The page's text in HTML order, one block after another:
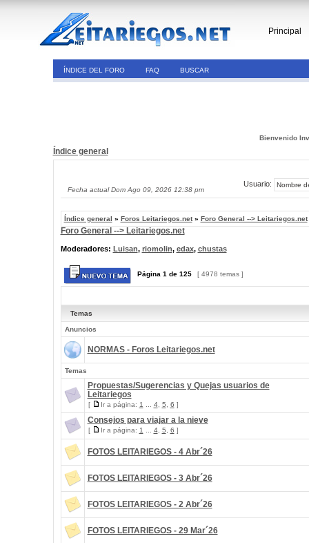
Principal
ÍNDICE DEL FORO FAQ BUSCAR
Bienvenido
Índice general
Fecha actual Dom Ago 09, 2026 12:38 pm
Usuario:
Índice general » Foros Leitariegos.net» Foro General --> Leitariegos.net
Foro General --> Leitariegos.net
Moderadores: Luisan, riomolin, edax, chustas
Página 1 de 125 [ 4978 temas ]
Temas
Anuncios
NORMAS - Foros Leitariegos.net
Temas
Propuestas/Sugerencias y Quejas usuarios de
Leitariegos
[ Ir a página: 1 4, 5 6 ]
Consejos para viajar a la nieve
[ Ir a página: 1 4, 5 6 ]
FOTOS LEITARIEGOS - 4 Abr´26
FOTOS LEITARIEGOS - 3 Abr´26
FOTOS LEITARIEGOS - 2 Abr´26
FOTOS LEITARIEGOS - 29 Mar´26